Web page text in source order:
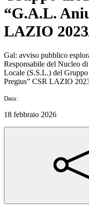
“G.A.L.
LAZIO
Gal: avviso pubblico
Responsabile del Nucleo
Locale (S.S.L.) del
Pregius” CSR LAZIO
Data:
18 febbraio 2026